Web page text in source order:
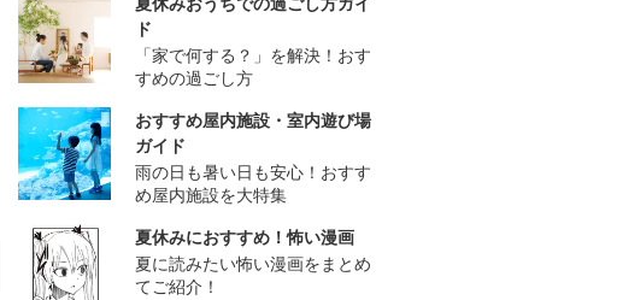
ド
「家で何する？」を解決！おす
すめの過ごし方
おすすめ屋内施設・室内遊び場
ガイド
雨の日も暑い日も安心！おすす
め屋内施設を大特集
夏休みにおすすめ！怖い漫画
夏に読みたい怖い漫画をまとめ
てご紹介！